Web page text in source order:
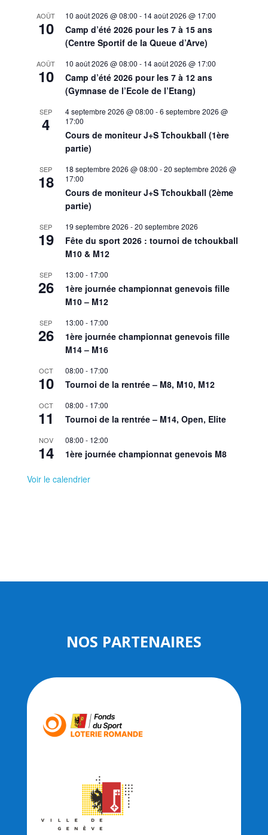
AOÛT
10
10 août 2026 @ 08:00 - 14 août 2026 @ 17:00
Camp d’été 2026 pour les 7 à 15 ans
(Centre Sportif de la Queue d’Arve)
AOÛT
10
10 août 2026 @ 08:00 - 14 août 2026 @ 17:00
Camp d’été 2026 pour les 7 à 12 ans
(Gymnase de l’Ecole de l’Etang)
SEP
4
4 septembre 2026 @ 08:00 -6 septembre 2026 @
17:00
Cours de moniteur J+S Tchoukball (1ère
partie)
SEP
18
18 septembre 2026 @ 08:00 -20 septembre 2026 @
17:00
Cours de moniteur J+S Tchoukball (2ème
partie)
SEP
19
19 septembre 2026 -20 septembre 2026
Fête du sport 2026 : tournoi de tchoukball
M10 & M12
SEP
26
13:00 - 17:00
1ère journée championnat genevois fille
M10 – M12
SEP
26
13:00 - 17:00
1ère journée championnat genevois fille
M14 – M16
OCT
10
08:00 - 17:00
Tournoi de la rentrée – M8, M10, M12
OCT
11
08:00 - 17:00
Tournoi de la rentrée – M14, Open, Elite
NOV
14
08:00 - 12:00
1ère journée championnat genevois M8
Voir le calendrier
NOS PARTENAIRES